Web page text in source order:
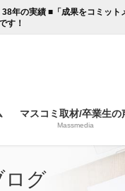
年の実績 ■「成果をコミッ
す！
マスコミ取材/卒業生の
Massmedia
ログ